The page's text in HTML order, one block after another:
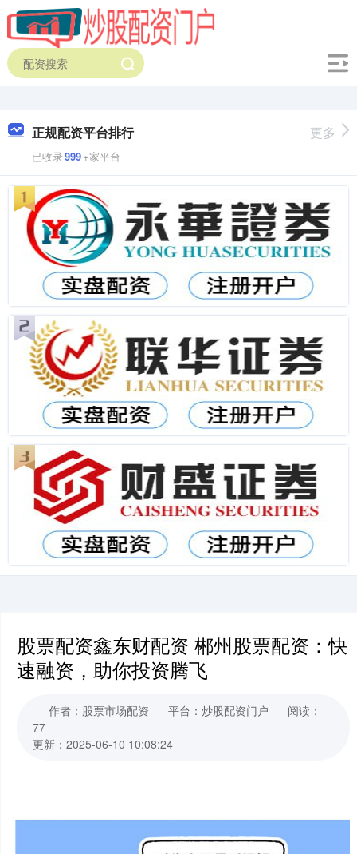
正规配资平台排行
已收录999+家平台
更多
股票配资鑫东财配资 郴州股票配资：快
速融资，助你投资腾飞
作者：股票市场配资 平台：炒股配资门户
阅读：
77
更新：2025-06-10 10:08:24